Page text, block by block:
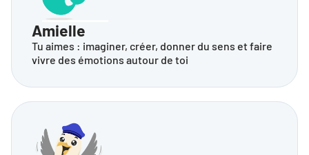
Amielle
Tu aimes : imaginer, créer, donner du sens et faire
vivre des émotions autour de toi